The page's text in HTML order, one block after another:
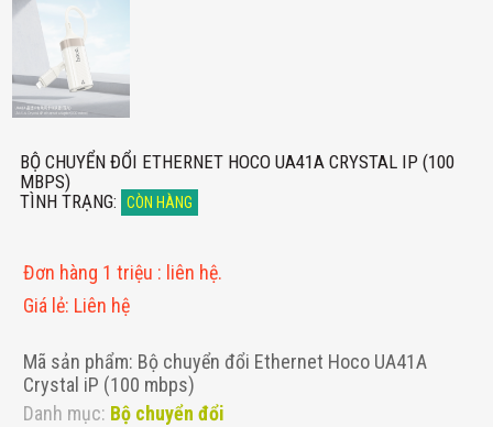
BỘ CHUYỂN ĐỔI ETHERNET HOCO UA41A CRYSTAL IP (100
MBPS)
TÌNH TRẠNG: CÒN HÀNG
Đơn hàng 1 triệu : liên hệ.
Giá lẻ: Liên hệ
Mã sản phẩm: Bộ chuyển đổi Ethernet Hoco UA41A
Crystal iP (100 mbps)
Danh mục: Bộ chuyển đổi